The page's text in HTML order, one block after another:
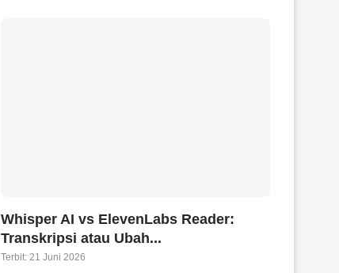
Whisper AI vs ElevenLabs Reader:
Transkripsi atau Ubah...
Terbit: 21 Juni 2026